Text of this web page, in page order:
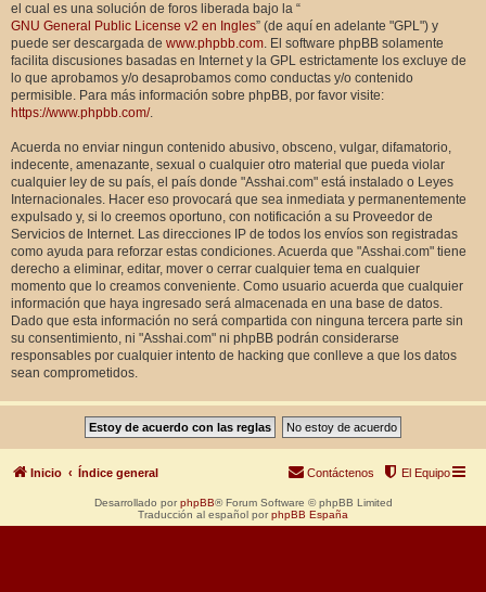
el cual es una solución de foros liberada bajo la “
GNU General Public License v2 en Ingles” (de aquí en adelante "GPL") y
puede ser descargada de www.phpbb.com. El software phpBB solamente
facilita discusiones basadas en Internet y la GPL estrictamente los excluye de
lo que aprobamos y/o desaprobamos como conductas y/o contenido
permisible. Para más información sobre phpBB, por favor visite:
https://www.phpbb.com/.
Acuerda no enviar ningun contenido abusivo, obsceno, vulgar, difamatorio,
indecente, amenazante, sexual o cualquier otro material que pueda violar
cualquier ley de su país, el país donde "Asshai.com" está instalado o Leyes
Internacionales. Hacer eso provocará que sea inmediata y permanentemente
expulsado y, si lo creemos oportuno, con notificación a su Proveedor de
Servicios de Internet. Las direcciones IP de todos los envíos son registradas
como ayuda para reforzar estas condiciones. Acuerda que "Asshai.com" tiene
derecho a eliminar, editar, mover o cerrar cualquier tema en cualquier
momento que lo creamos conveniente. Como usuario acuerda que cualquier
información que haya ingresado será almacenada en una base de datos.
Dado que esta información no será compartida con ninguna tercera parte sin
su consentimiento, ni "Asshai.com" ni phpBB podrán considerarse
responsables por cualquier intento de hacking que conlleve a que los datos
sean comprometidos.
Inicio Índice general El Equipo
Contáctenos
Desarrollado por phpBB® Forum Software © phpBB Limited
Traducción al español por phpBB España